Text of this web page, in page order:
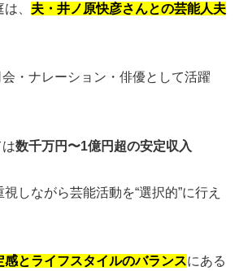
、 夫・井ノ原快彦さんとの芸能人夫
・ナレーション・俳優として活躍
は数千万円〜1億円超の安定収入
しながら芸能活動を“選択的”に行え
感とライフスタイルのバランスにある